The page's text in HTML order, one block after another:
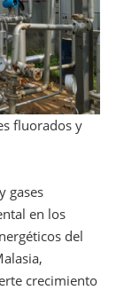
fluorados y
gases
en los
del
crecimiento